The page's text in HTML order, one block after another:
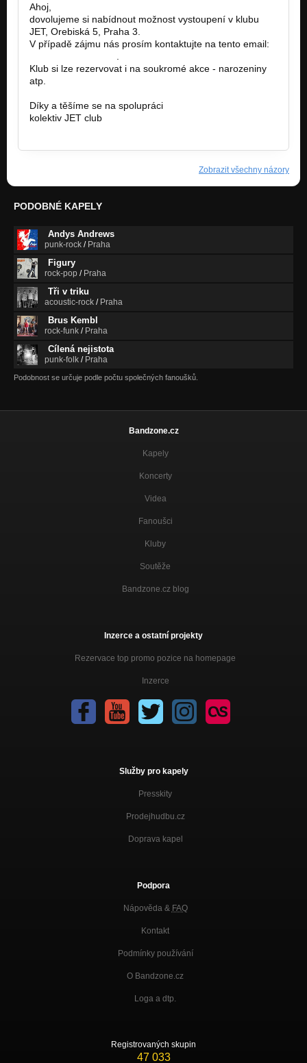
Ahoj,
dovolujeme si nabídnout možnost vystoupení v klubu
JET, Orebiská 5, Praha 3.
V případě zájmu nás prosím kontaktujte na tento email:
Klub si lze rezervovat i na soukromé akce - narozeniny
atp.
Díky a těšíme se na spolupráci
kolektiv JET club
Zobrazit všechny názory
PODOBNÉ KAPELY
Andys Andrews
punk-rock / Praha
Figury
rock-pop / Praha
Tři v triku
acoustic-rock / Praha
Brus Kembl
rock-funk / Praha
Cílená nejistota
punk-folk / Praha
Podobnost se určuje podle počtu společných fanoušků.
Bandzone.cz
Kapely
Koncerty
Videa
Fanoušci
Kluby
Soutěže
Bandzone.cz blog
Inzerce a ostatní projekty
Rezervace top promo pozice na homepage
Inzerce
Služby pro kapely
Presskity
Prodejhudbu.cz
Doprava kapel
Podpora
Nápověda & FAQ
Kontakt
Podmínky používání
O Bandzone.cz
Loga a dtp.
Registrovaných skupin
47 033